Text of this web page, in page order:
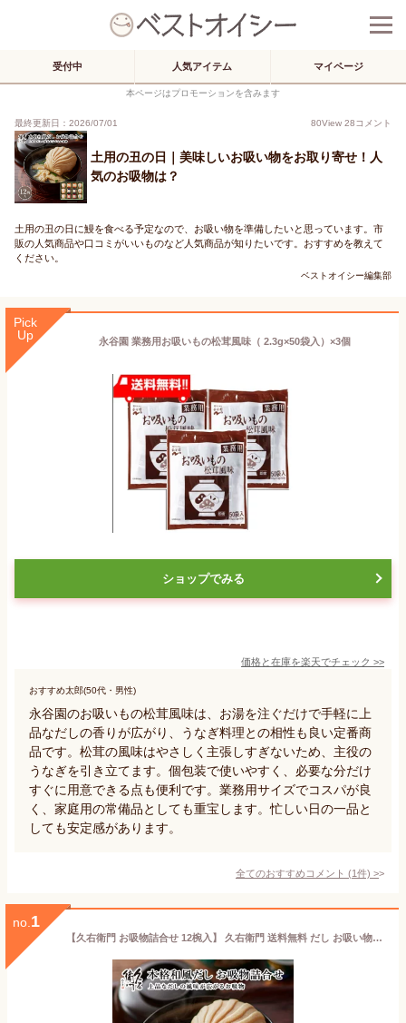
受付中 人気アイテム マイページ
本ページはプロモーションを含みます
最終更新日：2026/07/01 80View 28コメント
土用の丑の日｜美味しいお吸い物をお取り寄せ！人
気のお吸物は？
土用の丑の日に鰻を食べる予定なので、お吸い物を準備したいと思っています。市
販の人気商品や口コミがいいものなど人気商品が知りたいです。おすすめを教えて
ください。
ベストオイシー編集部
Pick
Up
永谷園 業務用お吸いもの松茸風味（ 2.3g×50袋入）×3個
ショップでみる
価格と在庫を楽天でチェック >>
おすすめ太郎(50代・男性)
永谷園のお吸いもの松茸風味は、お湯を注ぐだけで手軽に上
品なだしの香りが広がり、うなぎ料理との相性も良い定番商
品です。松茸の風味はやさしく主張しすぎないため、主役の
うなぎを引き立てます。個包装で使いやすく、必要な分だけ
すぐに用意できる点も便利です。業務用サイズでコスパが良
く、家庭用の常備品としても重宝します。忙しい日の一品と
しても安定感があります。
全てのおすすめコメント (1件) >
no. 1
【久右衛門 お吸物詰合せ 12椀入】 久右衛門 送料無料 だし お吸い物 のし 最中 ギフト 詰め合わせ プレゼント かつお節 鰹節 お祝い 手作り 慶事 新鮮 天然素材 お吸物 父の日